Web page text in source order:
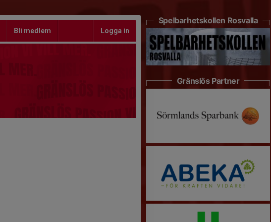
Bli medlem Logga in
Spelbarhetskollen Rosvalla
Gränslös Partner